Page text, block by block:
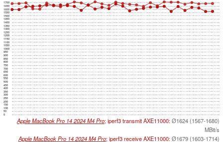
0
50
100
150
200
250
300
350
400
450
500
550
600
650
700
750
800
850
900
950
1000
1050
1100
1150
1200
1250
1300
1350
1400
1450
1500
1550
1600
1650
1700
Apple MacBook Pro 14 2024 M4 Pro; iperf3 transmit AXE11000:Ø1624 (1567-1680)
MBit/s
Apple MacBook Pro 14 2024 M4 Pro; iperf3 receive AXE11000:Ø1679 (1603-1714)